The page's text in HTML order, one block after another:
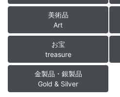
美術品
Art
お宝
treasure
金製品・銀製品
Gold & Silver